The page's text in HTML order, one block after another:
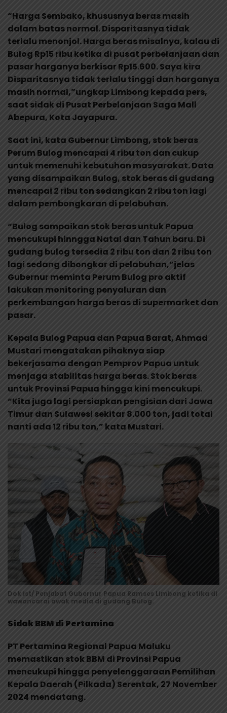
“Harga Sembako, khususnya beras masih
dalam batas normal. Disparitasnya tidak
terlalu menonjol. Harga beras misalnya, kalau di
Bulog Rp15 ribu ketika di pusat perbelanjaan dan
pasar harganya berkisar Rp15.600. Saya kira
Disparitasnya tidak terlalu tinggi dan harganya
masih normal,”ungkap Limbong kepada pers,
saat sidak di Pusat Perbelanjaan Saga Mall
Abepura, Kota Jayapura.
Saat ini, kata Gubernur Limbong, stok beras
Perum Bulog mencapai 4 ribu ton dan cukup
untuk memenuhi kebutuhan masyarakat. Data
yang disampaikan Bulog, stok beras di gudang
mencapai 2 ribu ton sedangkan 2 ribu ton lagi
dalam pembongkaran di pelabuhan.
“Bulog sampaikan stok beras untuk Papua
mencukupi hinngga Natal dan Tahun baru. Di
gudang bulog tersedia 2 ribu ton dan 2 ribu ton
lagi sedang dibongkar di pelabuhan,”jelas
Gubernur meminta Perum Bulog pro aktif
lakukan monitoring penyaluran dan
perkembangan harga beras di supermarket dan
pasar.
Kepala Bulog Papua dan Papua Barat, Ahmad
Mustari mengatakan pihaknya siap
bekerjasama dengan Pemprov Papua untuk
menjaga stabilitas harga beras. Stok beras
untuk Provinsi Papua hingga kini mencukupi.
“Kita juga lagi persiapkan pengisian dari Jawa
Timur dan Sulawesi sekitar 8.000 ton, jadi total
nanti ada 12 ribu ton,” kata Mustari.
Dok ist/ Penjabat Gubernur Papua Ramses Limbong ketika di
wawancarai awak media di gudang Bulog.
Sidak BBM di Pertamina
PT Pertamina Regional Papua Maluku
memastikan stok BBM di Provinsi Papua
mencukupi hingga penyelenggaraan Pemilihan
Kepala Daerah (Pilkada) Serentak, 27 November
2024 mendatang.